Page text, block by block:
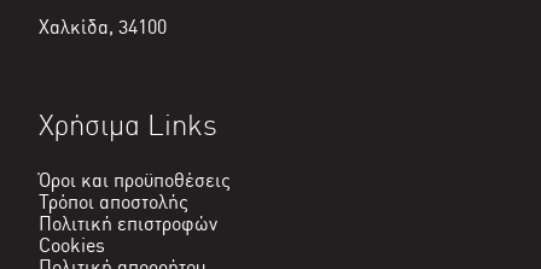
Χαλκίδα, 34100
Χρήσιμα Links
Όροι και προϋποθέσεις
Τρόποι αποστολής
Πολιτική επιστροφών
Cookies